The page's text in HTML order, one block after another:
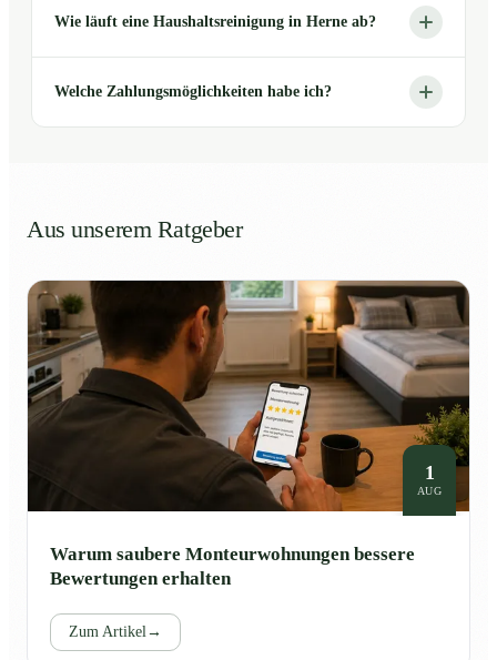
Wie läuft eine Haushaltsreinigung in Herne ab?
Welche Zahlungsmöglichkeiten habe ich?
Aus unserem Ratgeber
1
AUG
Warum saubere Monteurwohnungen bessere
Bewertungen erhalten
Zum Artikel →